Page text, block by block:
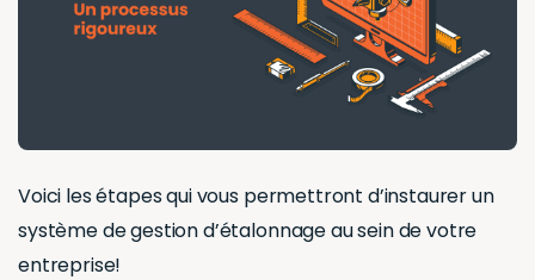
Voici les étapes qui vous permettront d’instaurer un
système de gestion d’étalonnage au sein de votre
entreprise!